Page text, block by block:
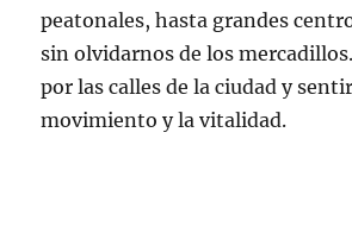
peatonales, hasta grandes
sin olvidarnos de los
por las calles de la ciudad y
movimiento y la vitalidad.